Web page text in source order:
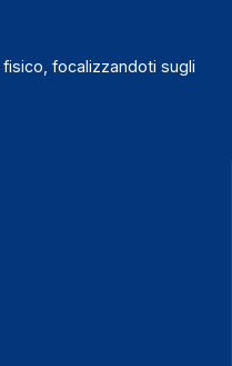
focalizzandoti sugli